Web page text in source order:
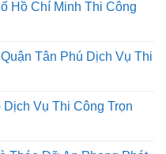
Hồ Chí Minh Thi Công
Tân Phú Dịch Vụ Thi
Vụ Thi Công Trọn